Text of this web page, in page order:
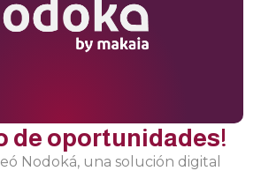
de oportunidades!
Nodoká, una solución digital